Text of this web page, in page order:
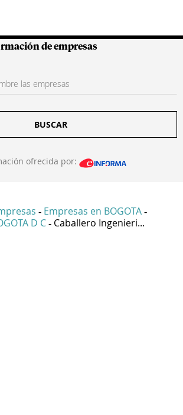
Colombianas
de empresas
BUSCAR
ofrecida por:
- Empresas en BOGOTA -
D C - Caballero Ingenieri...